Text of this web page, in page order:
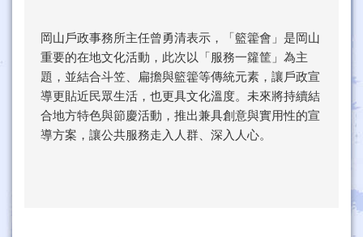
岡山戶政事務所主任曾勇清表示，「籃籗會」是岡山
重要的在地文化活動，此次以「服務一籮筐」為主
題，並結合斗笠、扁擔與籃籗等傳統元素，讓戶政宣
導更貼近民眾生活，也更具文化溫度。未來將持續結
合地方特色與節慶活動，推出兼具創意與實用性的宣
導方案，讓公共服務走入人群、深入人心。